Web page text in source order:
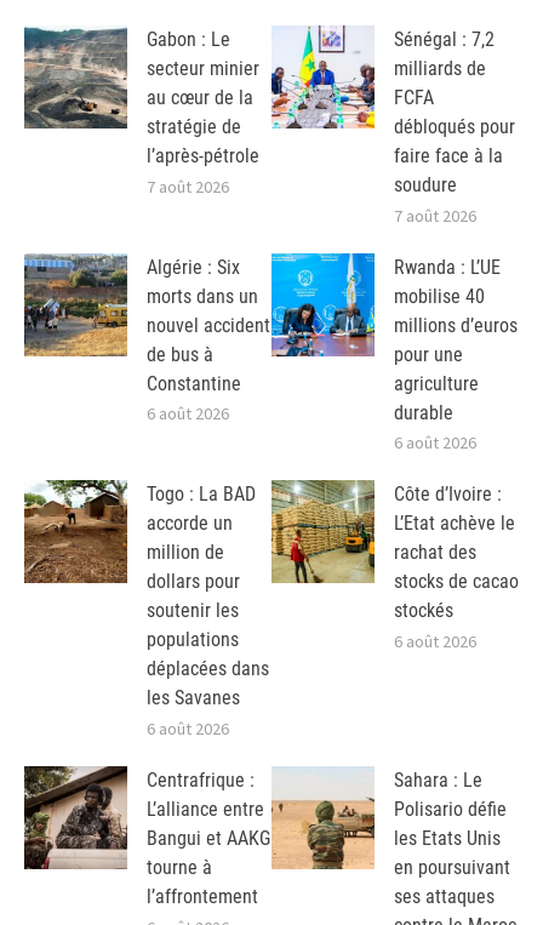
Gabon : Le
secteur minier
au cœur de la
stratégie de
l’après-pétrole
7 août 2026
Sénégal : 7,2
milliards de
FCFA
débloqués pour
faire face à la
soudure
7 août 2026
Algérie : Six
morts dans un
nouvel accident
de bus à
Constantine
6 août 2026
Rwanda : L’UE
mobilise 40
millions d’euros
pour une
agriculture
durable
6 août 2026
Togo : La BAD
accorde un
million de
dollars pour
soutenir les
populations
déplacées dans
les Savanes
6 août 2026
Côte d’Ivoire :
L’Etat achève le
rachat des
stocks de cacao
stockés
6 août 2026
Centrafrique :
L’alliance entre
Bangui et AAKG
tourne à
l’affrontement
Sahara : Le
Polisario défie
les Etats Unis
en poursuivant
ses attaques